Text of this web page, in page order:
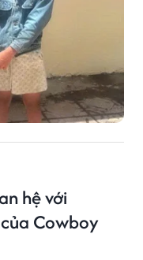
hệ với
Cowboy